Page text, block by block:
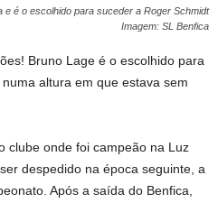
e é o escolhido para suceder a Roger Schmidt
Imagem: SL Benfica
Bruno Lage é o escolhido para
altura em que estava sem
clube onde foi campeão na Luz
despedido na época seguinte, a
Após a saída do Benfica,